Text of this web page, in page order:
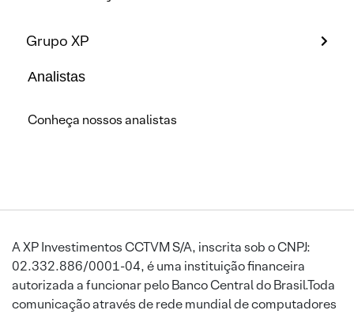
Grupo XP
Analistas
Conheça nossos analistas
A XP Investimentos CCTVM S/A, inscrita sob o CNPJ:
02.332.886/0001-04, é uma instituição financeira
autorizada a funcionar pelo Banco Central do Brasil.Toda
comunicação através de rede mundial de computadores